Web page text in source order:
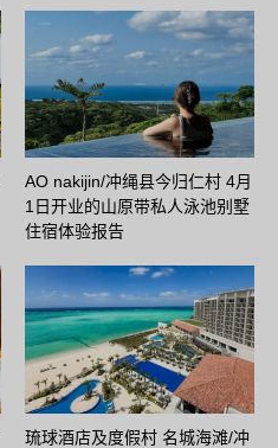
AO nakijin/冲绳县今归仁村 4月
1日开业的山原带私人泳池别墅
住宿体验报告
琉球酒店及度假村 名城海滩/冲